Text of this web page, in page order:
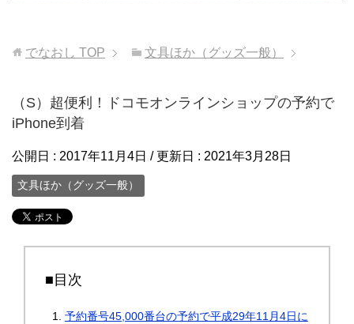
でなおし TOP 文具ほか（グッズ一般）
（S）超便利！ドコモオンラインショップの予約で
iPhone到着
公開日 : 2017年11月4日 / 更新日 : 2021年3月28日
文具ほか（グッズ一般）
■目次
予約番号45,000番台の予約で平成29年11月4日に